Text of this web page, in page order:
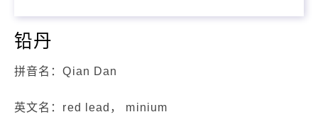
铅丹
拼音名：Qian Dan
英文名：red lead， minium